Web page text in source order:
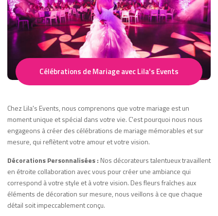
Célébrations de Mariage avec Lila's Events
Chez Lila's Events, nous comprenons que votre mariage est un
moment unique et spécial dans votre vie. C'est pourquoi nous nous
engageons à créer des célébrations de mariage mémorables et sur
mesure, qui reflètent votre amour et votre vision.
Décorations Personnalisées : Nos décorateurs talentueux travaillent
en étroite collaboration avec vous pour créer une ambiance qui
correspond à votre style et à votre vision. Des fleurs fraîches aux
éléments de décoration sur mesure, nous veillons à ce que chaque
détail soit impeccablement conçu.